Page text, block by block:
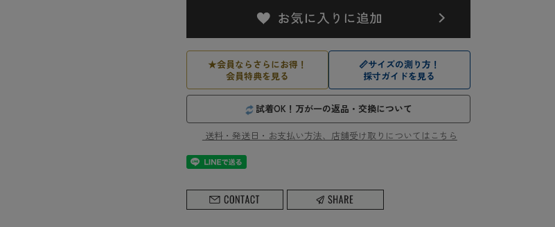
★会員ならさらにお得！
会員特典を見る
📏サイズの測り方！
採寸ガイドを見る
試着OK！万が一の返品・交換について
送料・発送日・お支払い方法、店舗受け取りについてはこちら